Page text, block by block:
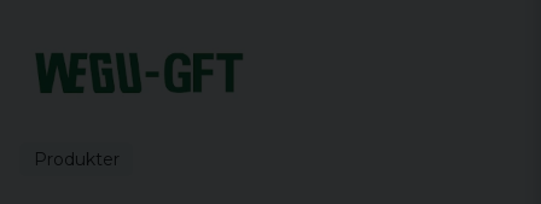
Produkter